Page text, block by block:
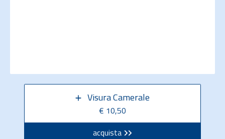
Visura Camerale
€ 10,50
acquista